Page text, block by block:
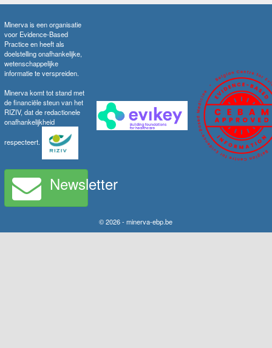
Minerva is een organisatie
voor Evidence-Based
Practice en heeft als
doelstelling onafhankelijke,
wetenschappelijke
informatie te verspreiden.
Minerva komt tot stand met
de financiële steun van het
RIZIV, dat de redactionele
onafhankelijkheid
respecteert.
Newsletter
© 2026 - minerva-ebp.be